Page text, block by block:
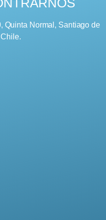
Quinta Normal, Santiago de
Chile.